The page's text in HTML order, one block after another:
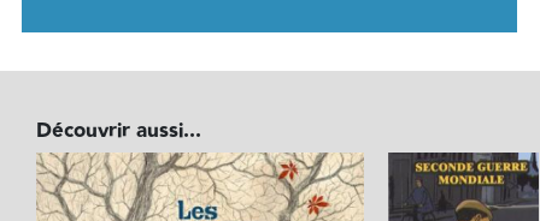
Découvrir aussi...